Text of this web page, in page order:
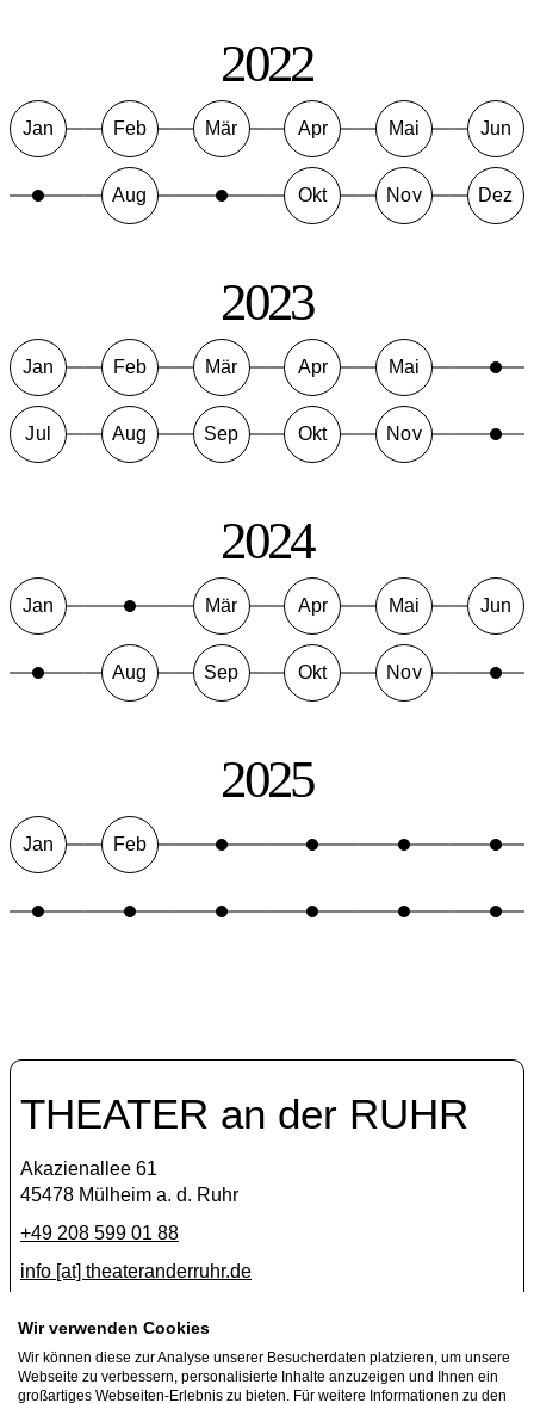
2022
Jan Feb Mär Apr Mai Jun
Aug Okt Nov Dez
2023
Jan Feb Mär Apr Mai
Jul Aug Sep Okt Nov
2024
Jan Mär Apr Mai Jun
Aug Sep Okt Nov
2025
Jan Feb
THEATER an der RUHR
Akazienallee 61
45478 Mülheim a. d. Ruhr
+49 208 599 01 88
info [​at​] theateranderruhr.de
Facebook
Instagram
Newsletter
Wir verwenden Cookies
Wir können diese zur Analyse unserer Besucherdaten platzieren, um unsere
Webseite zu verbessern, personalisierte Inhalte anzuzeigen und Ihnen ein
großartiges Webseiten-Erlebnis zu bieten. Für weitere Informationen zu den